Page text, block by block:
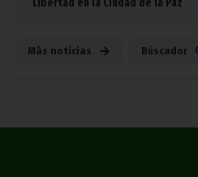
Libertad en la Ciudad de la Paz
Más noticias Búscador